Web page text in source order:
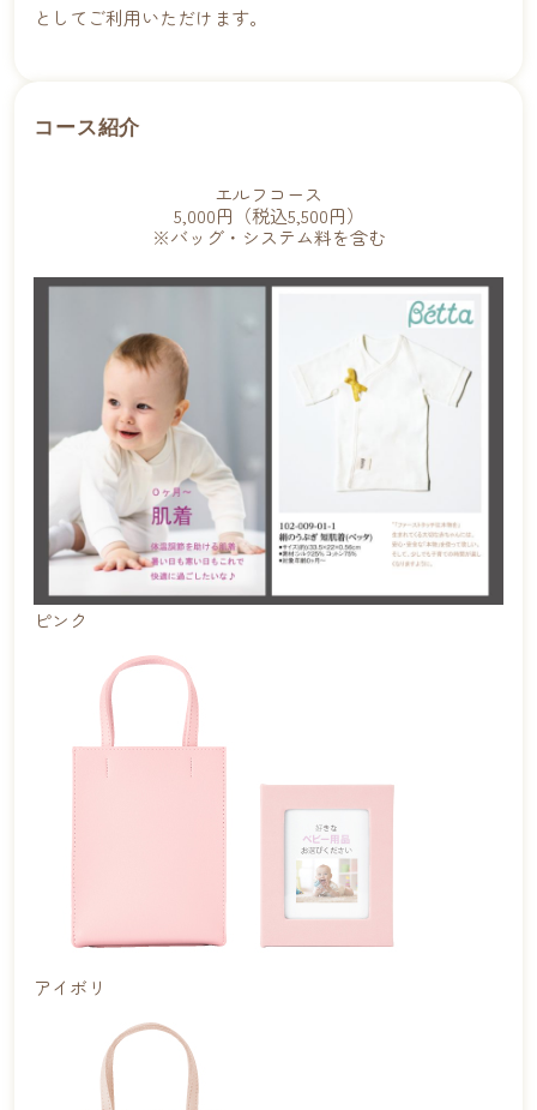
としてご利用いただけます。
コース紹介
エルフ コース
5,000円（税込5,500円）
※バッグ・システム料を含む
ピンク
アイボリ